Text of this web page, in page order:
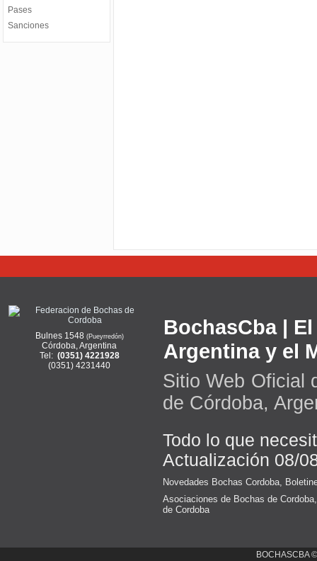
Pases
Sanciones
Bulnes 1548 (Pueyrredón)
Córdoba, Argentina
Tel: (0351) 4221928
(0351) 4231440
BochasCba |
Argentina y el
Sitio Web Oficial
de Córdoba,
Todo lo que
Actualización 08/
Novedades Bochas Cordoba
Asociaciones de Bochas de Cordoba
de Cordoba
BOCHASCBA